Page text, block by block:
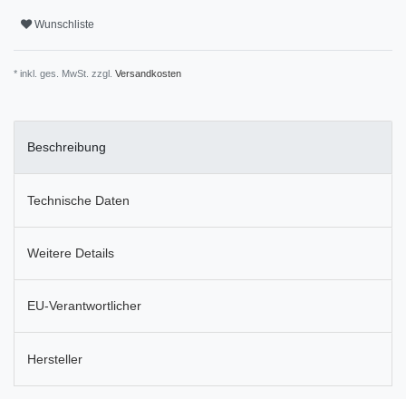
Wunschliste
* inkl. ges. MwSt. zzgl. Versandkosten
Beschreibung
Technische Daten
Weitere Details
EU-Verantwortlicher
Hersteller